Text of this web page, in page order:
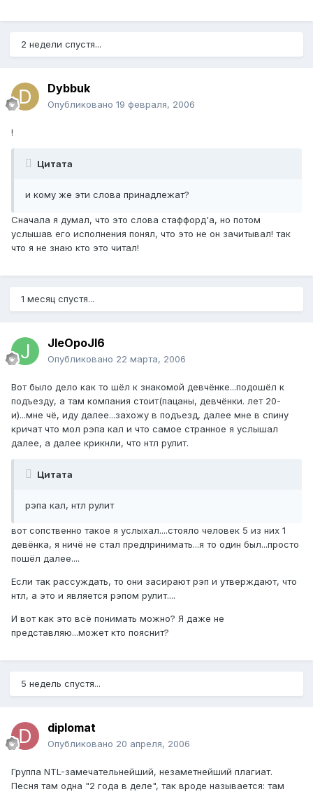
2 недели спустя...
Dybbuk
Опубликовано 19 февраля, 2006
!
Цитата
и кому же эти слова принадлежат?
Сначала я думал, что это слова стаффорд'а, но потом
услышав его исполнения понял, что это не он зачитывал! так
что я не знаю кто это читал!
1 месяц спустя...
JIeOpoJI6
Опубликовано 22 марта, 2006
Вот было дело как то шёл к знакомой девчёнке...подошёл к
подъезду, а там компания стоит(пацаны, девчёнки. лет 20-
и)...мне чё, иду далее...захожу в подъезд, далее мне в спину
кричат что мол рэпа кал и что самое странное я услышал
далее, а далее крикнли, что нтл рулит.
Цитата
рэпа кал, нтл рулит
вот сопственно такое я услыхал....стояло человек 5 из них 1
девёнка, я ничё не стал предпринимать...я то один был...просто
пошёл далее....
Если так рассуждать, то они засирают рэп и утверждают, что
нтл, а это и является рэпом рулит....
И вот как это всё понимать можно? Я даже не
представляю...может кто пояснит?
5 недель спустя...
diplomat
Опубликовано 20 апреля, 2006
Группа NTL-замечательнейший, незаметнейший плагиат.
Песня там одна "2 года в деле", так вроде называется: там